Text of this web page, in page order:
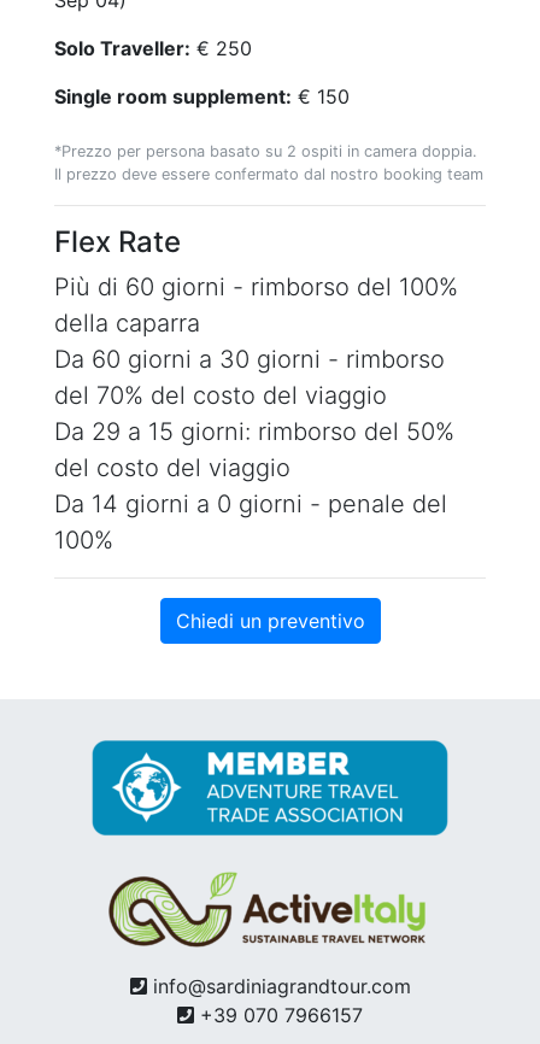
Solo Traveller: € 250
Single room supplement: € 150
*Prezzo per persona basato su 2 ospiti in camera doppia.
Il prezzo deve essere confermato dal nostro booking team
Flex Rate
Più di 60 giorni - rimborso del 100%
della caparra
Da 60 giorni a 30 giorni - rimborso
del 70% del costo del viaggio
Da 29 a 15 giorni: rimborso del 50%
del costo del viaggio
Da 14 giorni a 0 giorni - penale del
100%
Chiedi un preventivo
info@sardiniagrandtour.com
+39 070 7966157